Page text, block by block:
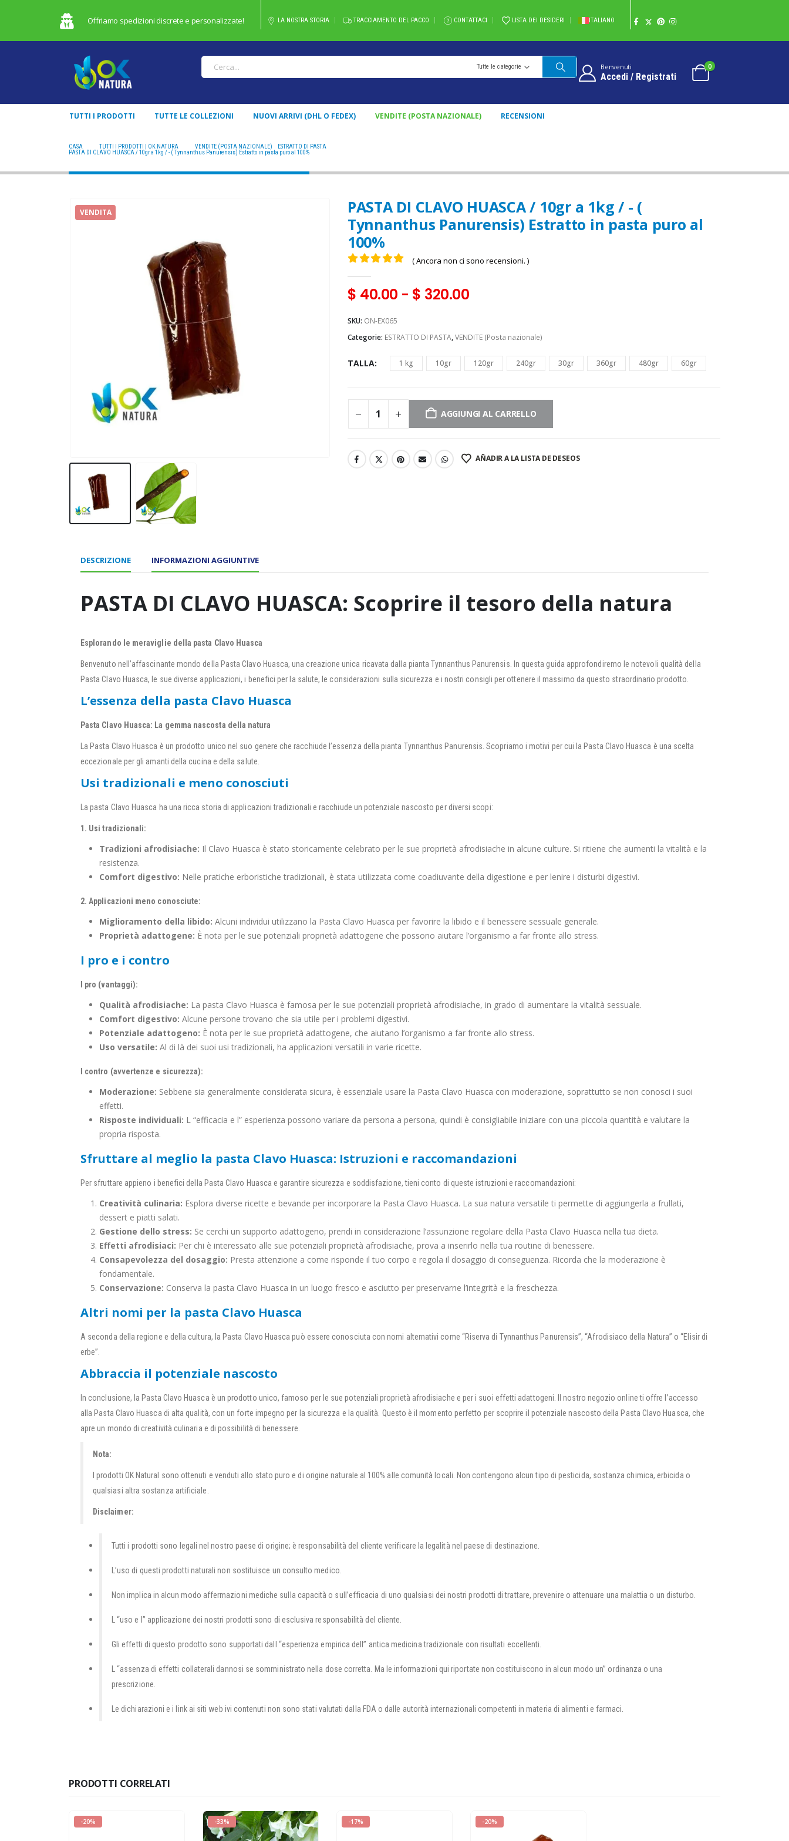
Offriamo spedizioni discrete e personalizzate! LA NOSTRA STORIA TRACCIAMENTO DEL PACCO CONTATTACI LISTA DEI DESIDERI ITALIANO
Tutte le categorie Benvenuti
Accedi / Registrati
0
TUTTI I PRODOTTI TUTTE LE COLLEZIONI NUOVI ARRIVI (DHL O FEDEX) VENDITE (POSTA NAZIONALE) RECENSIONI
CASA TUTTI I PRODOTTI | OK NATURA VENDITE (POSTA NAZIONALE) ESTRATTO DI PASTA
PASTA DI CLAVO HUASCA / 10gr a 1kg / - ( Tynnanthus Panurensis) Estratto in pasta puro al 100%
VENDITA
PASTA DI CLAVO HUASCA / 10gr a 1kg / - (
Tynnanthus Panurensis) Estratto in pasta puro al
100%
( Ancora non ci sono recensioni. )
$ 40.00 - $ 320.00
SKU: ON-EX065
Categorie: ESTRATTO DI PASTA,VENDITE (Posta nazionale)
TALLA 1 kg 10gr 120gr 240gr 30gr 360gr 480gr 60gr
AGGIUNGI AL CARRELLO
AÑADIR A LA LISTA DE DESEOS
DESCRIZIONE INFORMAZIONI AGGIUNTIVE
PASTA DI CLAVO HUASCA: Scoprire il tesoro della natura
Esplorando le meraviglie della pasta Clavo Huasca
Benvenuto nell’affascinante mondo della Pasta Clavo Huasca, una creazione unica ricavata dalla pianta Tynnanthus Panurensis. In questa guida approfondiremo le notevoli qualità della
Pasta Clavo Huasca, le sue diverse applicazioni, i benefici per la salute, le considerazioni sulla sicurezza e i nostri consigli per ottenere il massimo da questo straordinario prodotto.
L’essenza della pasta Clavo Huasca
Pasta Clavo Huasca: La gemma nascosta della natura
La Pasta Clavo Huasca è un prodotto unico nel suo genere che racchiude l’essenza della pianta Tynnanthus Panurensis. Scopriamo i motivi per cui la Pasta Clavo Huasca è una scelta
eccezionale per gli amanti della cucina e della salute.
Usi tradizionali e meno conosciuti
La pasta Clavo Huasca ha una ricca storia di applicazioni tradizionali e racchiude un potenziale nascosto per diversi scopi:
1. Usi tradizionali:
Tradizioni afrodisiache: Il Clavo Huasca è stato storicamente celebrato per le sue proprietà afrodisiache in alcune culture. Si ritiene che aumenti la vitalità e la
resistenza.
Comfort digestivo: Nelle pratiche erboristiche tradizionali, è stata utilizzata come coadiuvante della digestione e per lenire i disturbi digestivi.
2. Applicazioni meno conosciute:
Miglioramento della libido: Alcuni individui utilizzano la Pasta Clavo Huasca per favorire la libido e il benessere sessuale generale.
Proprietà adattogene: È nota per le sue potenziali proprietà adattogene che possono aiutare l’organismo a far fronte allo stress.
I pro e i contro
I pro (vantaggi):
Qualità afrodisiache: La pasta Clavo Huasca è famosa per le sue potenziali proprietà afrodisiache, in grado di aumentare la vitalità sessuale.
Comfort digestivo: Alcune persone trovano che sia utile per i problemi digestivi.
Potenziale adattogeno: È nota per le sue proprietà adattogene, che aiutano l’organismo a far fronte allo stress.
Uso versatile: Al di là dei suoi usi tradizionali, ha applicazioni versatili in varie ricette.
I contro (avvertenze e sicurezza):
Moderazione: Sebbene sia generalmente considerata sicura, è essenziale usare la Pasta Clavo Huasca con moderazione, soprattutto se non conosci i suoi
effetti.
Risposte individuali: L “efficacia e l” esperienza possono variare da persona a persona, quindi è consigliabile iniziare con una piccola quantità e valutare la
propria risposta.
Sfruttare al meglio la pasta Clavo Huasca: Istruzioni e raccomandazioni
Per sfruttare appieno i benefici della Pasta Clavo Huasca e garantire sicurezza e soddisfazione, tieni conto di queste istruzioni e raccomandazioni:
Creatività culinaria: Esplora diverse ricette e bevande per incorporare la Pasta Clavo Huasca. La sua natura versatile ti permette di aggiungerla a frullati,
dessert e piatti salati.
Gestione dello stress: Se cerchi un supporto adattogeno, prendi in considerazione l’assunzione regolare della Pasta Clavo Huasca nella tua dieta.
Effetti afrodisiaci: Per chi è interessato alle sue potenziali proprietà afrodisiache, prova a inserirlo nella tua routine di benessere.
Consapevolezza del dosaggio: Presta attenzione a come risponde il tuo corpo e regola il dosaggio di conseguenza. Ricorda che la moderazione è
fondamentale.
Conservazione: Conserva la pasta Clavo Huasca in un luogo fresco e asciutto per preservarne l’integrità e la freschezza.
Altri nomi per la pasta Clavo Huasca
A seconda della regione e della cultura, la Pasta Clavo Huasca può essere conosciuta con nomi alternativi come “Riserva di Tynnanthus Panurensis”, “Afrodisiaco della Natura” o “Elisir di
erbe”.
Abbraccia il potenziale nascosto
In conclusione, la Pasta Clavo Huasca è un prodotto unico, famoso per le sue potenziali proprietà afrodisiache e per i suoi effetti adattogeni. Il nostro negozio online ti offre l’accesso
alla Pasta Clavo Huasca di alta qualità, con un forte impegno per la sicurezza e la qualità. Questo è il momento perfetto per scoprire il potenziale nascosto della Pasta Clavo Huasca, che
apre un mondo di creatività culinaria e di possibilità di benessere.
Nota:
I prodotti OK Natural sono ottenuti e venduti allo stato puro e di origine naturale al 100% alle comunità locali. Non contengono alcun tipo di pesticida, sostanza chimica, erbicida o
qualsiasi altra sostanza artificiale.
Disclaimer:
Tutti i prodotti sono legali nel nostro paese di origine; è responsabilità del cliente verificare la legalità nel paese di destinazione.
L’uso di questi prodotti naturali non sostituisce un consulto medico.
Non implica in alcun modo affermazioni mediche sulla capacità o sull’efficacia di uno qualsiasi dei nostri prodotti di trattare, prevenire o attenuare una malattia o un disturbo.
L “uso e l” applicazione dei nostri prodotti sono di esclusiva responsabilità del cliente.
Gli effetti di questo prodotto sono supportati dall “esperienza empirica dell” antica medicina tradizionale con risultati eccellenti.
L “assenza di effetti collaterali dannosi se somministrato nella dose corretta. Ma le informazioni qui riportate non costituiscono in alcun modo un” ordinanza o una
prescrizione.
Le dichiarazioni e i link ai siti web ivi contenuti non sono stati valutati dalla FDA o dalle autorità internazionali competenti in materia di alimenti e farmaci.
PRODOTTI CORRELATI
-20% -33% -17% -20%